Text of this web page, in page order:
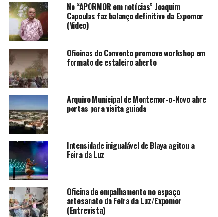
No “APORMOR em notícias” Joaquim
Capoulas faz balanço definitivo da Expomor
(Video)
Oficinas do Convento promove workshop em
formato de estaleiro aberto
Arquivo Municipal de Montemor-o-Novo abre
portas para visita guiada
Intensidade inigualável de Blaya agitou a
Feira da Luz
Oficina de empalhamento no espaço
artesanato da Feira da Luz/Expomor
(Entrevista)